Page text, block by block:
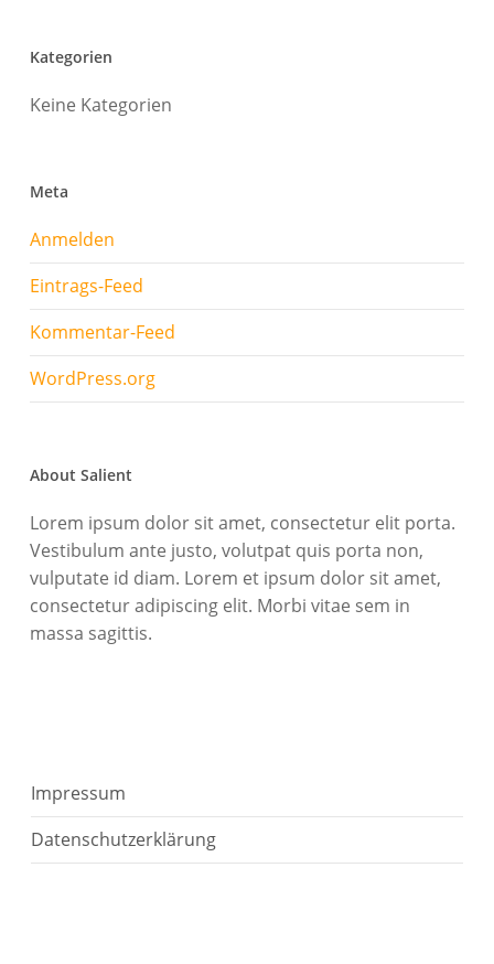
Kategorien
Keine Kategorien
Meta
Anmelden
Eintrags-Feed
Kommentar-Feed
WordPress.org
About Salient
Lorem ipsum dolor sit amet, consectetur elit porta.
Vestibulum ante justo, volutpat quis porta non,
vulputate id diam. Lorem et ipsum dolor sit amet,
consectetur adipiscing elit. Morbi vitae sem in
massa sagittis.
Impressum
Datenschutzerklärung